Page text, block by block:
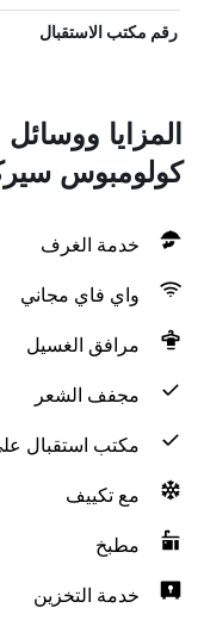
رقم مكتب الاستقبال
المزايا
كولومبوس
خدمة الغرف
واي فاي مجاني
مرافق الغسيل
مجفف الشعر
مكتب استقبال على
مع تكييف
مطبخ
خدمة التخزين